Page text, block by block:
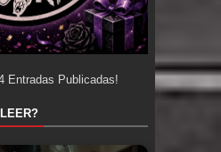
Entradas Publicadas!